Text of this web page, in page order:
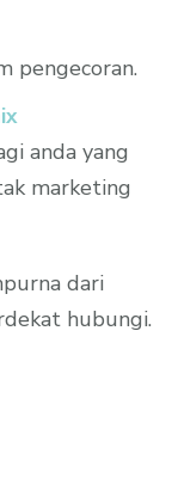
pengecoran.
anda yang
marketing
dari
hubungi.